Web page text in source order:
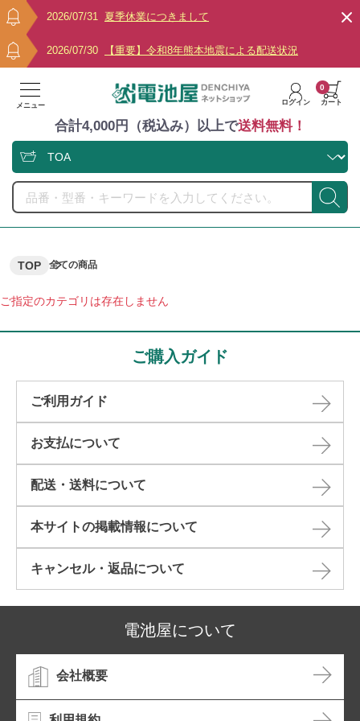
2026/07/31 夏季休業につきまして
2026/07/30 【重要】令和8年熊本地震による配送状況
メニュー ログイン カート
0
合計4,000円（税込み）以上で送料無料！
TOP 全ての商品
ご指定のカテゴリは存在しません
ご購入ガイド
ご利用ガイド
お支払について
配送・送料について
本サイトの掲載情報について​
キャンセル・返品について​
電池屋について
会社概要